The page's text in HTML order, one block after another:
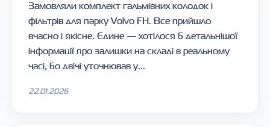
Замовляли комплект гальмівних колодок і
фільтрів для парку Volvo FH. Все прийшло
вчасно і якісне. Єдине — хотілося б детальнішої
інформації про залишки на складі в реальному
часі, бо двічі уточнював у...
22.01.2026